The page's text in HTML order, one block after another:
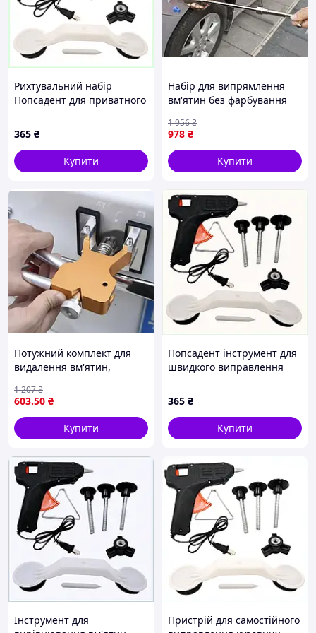
Рихтувальний набір
Попсадент для приватного
365 ₴
Купити
Набір для випрямлення
вм'ятин без фарбування
Інструмент для видалення
вм' Готово до відправки
978 ₴
1 956₴
Купити
Потужний комплект для
видалення вм'ятин,
фарбування, Обладнання
рихтувальне, Прилад
qwert
603.50 ₴
1 207₴
Купити
Попсадент інструмент для
швидкого виправлення
8H580213M
365 ₴
Купити
Інструмент для
Пристрій для самостійного